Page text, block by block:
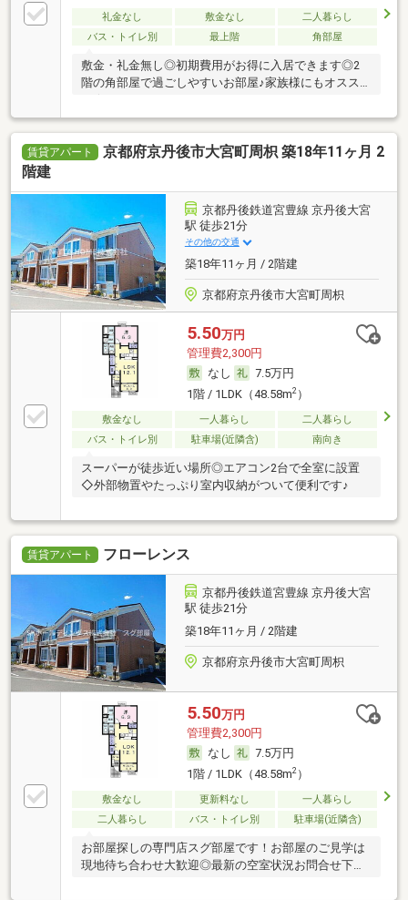
礼金なし 敷金なし
二人暮らし
バス・トイレ別
最上階 角部屋
敷金・礼金無し◎初期費用がお得に入居できます◎2
階の角部屋で過ごしやすいお部屋♪家族様にもオスス
賃貸アパート
京都府京丹後市大宮町周枳 築18年11ヶ月 2
階建
京都丹後鉄道宮豊線 京丹後大宮
駅 徒歩21分
その他の交通
築18年11ヶ月 / 2階建
京都府京丹後市大宮町周枳
5.50万円
管理費2,300円
なし
7.5万円
1階 / 1LDK（48.58m2）
敷金なし 一人暮らし
二人暮らし
バス・トイレ別
駐車場(近隣含) 南向き
スーパーが徒歩近い場所◎エアコン2台で全室に設置
◇外部物置やたっぷり室内収納がついて便利です♪
賃貸アパート フローレンス
京都丹後鉄道宮豊線 京丹後大宮
駅 徒歩21分
築18年11ヶ月 / 2階建
京都府京丹後市大宮町周枳
5.50万円
管理費2,300円
なし
7.5万円
1階 / 1LDK（48.58m2）
敷金なし 更新料なし
一人暮らし
二人暮らし
バス・トイレ別 駐車場(近隣含)
お部屋探しの専門店スグ部屋です！お部屋のご見学は
現地待ち合わせ大歓迎◎最新の空室状況お問合せ下さ